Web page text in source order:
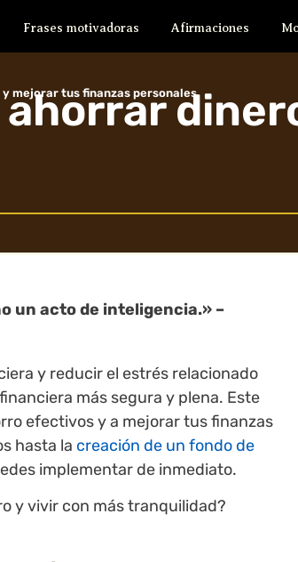
Frases motivadoras Afirmaciones
mejorar tus finanzas personales
un acto de inteligencia.» –
y reducir el estrés relacionado
más segura y plena. Este
efectivos y a mejorar tus finanzas
hasta la creación de un fondo de
implementar de inmediato.
y vivir con más tranquilidad?